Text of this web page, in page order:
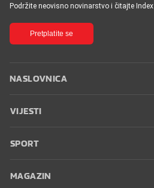
Podržite neovisno novinarstvo i čitajte Index
Pretplatite se
NASLOVNICA
VIJESTI
SPORT
MAGAZIN